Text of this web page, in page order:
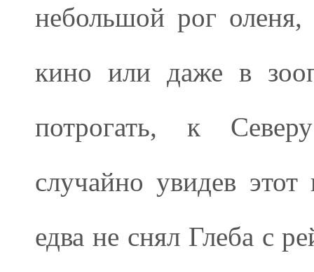
небольшой рог
кино или даже в
потрогать, к
случайно увидев
едва не снял Глеба с